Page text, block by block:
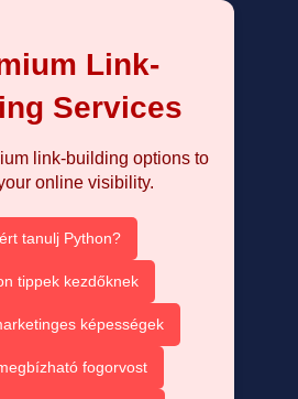
Link-
Services
link-building options to
online visibility.
tanulj Python?
tippek kezdőknek
képességek
fogorvost